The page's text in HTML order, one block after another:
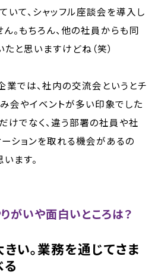
いて、シャッフル座談会を導入し
。もちろん、他の社員からも同
と思いますけどね（笑）
業では、社内の交流会というとチ
会やイベントが多い印象でした
けでなく、違う部署の社員や社
ーションを取れる機会があるの
ます。
がいや面白いところは？
い。業務を通じてさま